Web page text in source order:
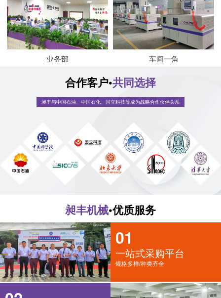
业务部 车间一角
合作客户•共同选择
昶丰与中国石油、中国石化、国立科技等成为战略合作伙伴关系
昶丰机械•优质服务
01
一站式采购平台
规格多样/种类齐全